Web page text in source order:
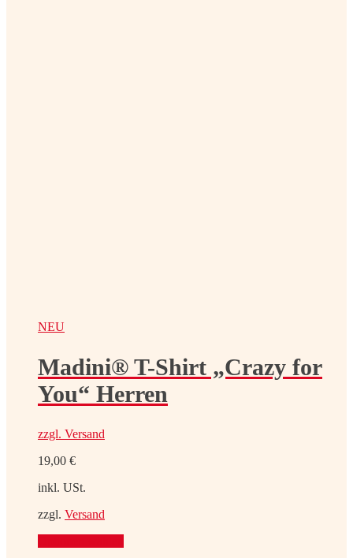
NEU
Madini® T-Shirt „Crazy for
You“ Herren
zzgl. Versand
19,00 €
inkl. USt.
zzgl. Versand